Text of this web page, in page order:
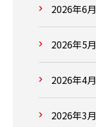
2026年6月
2026年5月
2026年4月
2026年3月